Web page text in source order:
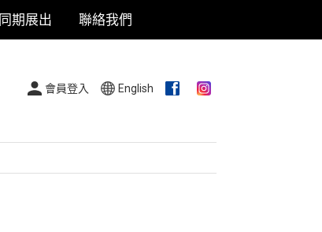
同期展出 聯絡我們
會員登入 English